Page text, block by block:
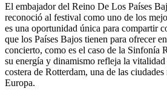
El embajador del Reino De Los Países
reconoció al festival como uno de los
es una oportunidad única para compartir
que los Países Bajos tienen para ofrecer
concierto, como es el caso de la Sinfonía
su energía y dinamismo refleja la
costera de Rotterdam, una de las
Europa.